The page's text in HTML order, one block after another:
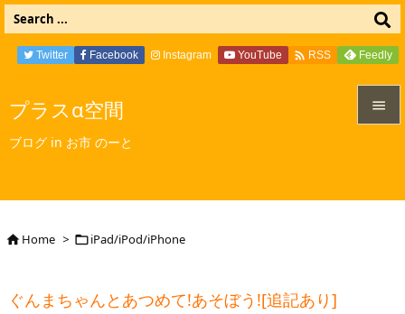
プラスα空間
ブログ in お市 のーと

Twitter Facebook Instagram YouTube  RSS Feedly
Home > iPad/iPod/iPhone
ぐんまちゃんとあつめて!あそぼう![追記あり]